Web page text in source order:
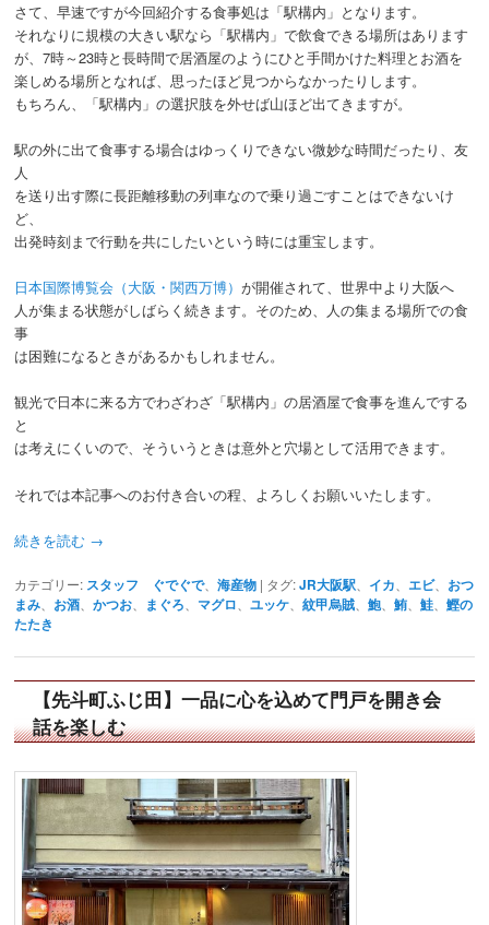
さて、早速ですが今回紹介する食事処は「駅構内」となります。
それなりに規模の大きい駅なら「駅構内」で飲食できる場所はあります
が、7時～23時と長時間で居酒屋のようにひと手間かけた料理とお酒を
楽しめる場所となれば、思ったほど見つからなかったりします。
もちろん、「駅構内」の選択肢を外せば山ほど出てきますが。
駅の外に出て食事する場合はゆっくりできない微妙な時間だったり、友
人
を送り出す際に長距離移動の列車なので乗り過ごすことはできないけ
ど、
出発時刻まで行動を共にしたいという時には重宝します。
日本国際博覧会（大阪・関西万博）が開催されて、世界中より大阪へ
人が集まる状態がしばらく続きます。そのため、人の集まる場所での食
事
は困難になるときがあるかもしれません。
観光で日本に来る方でわざわざ「駅構内」の居酒屋で食事を進んでする
と
は考えにくいので、そういうときは意外と穴場として活用できます。
それでは本記事へのお付き合いの程、よろしくお願いいたします。
続きを読む →
カテゴリー: スタッフ ぐでぐで、海産物 | タグ: JR大阪駅 イカ エビ、 おつ
まみ
お酒 、かつお まぐろ マグロ 、ユッケ 、紋甲烏賊 、鮑、鮪 、鮭 、鰹の
たたき
【先斗町ふじ田】一品に心を込めて門戸を開き会
話を楽しむ